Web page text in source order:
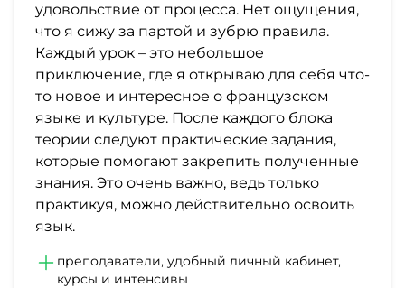
удовольствие от процесса. Нет ощущения,
что я сижу за партой и зубрю правила.
Каждый урок – это небольшое
приключение, где я открываю для себя что-
то новое и интересное о французском
языке и культуре. После каждого блока
теории следуют практические задания,
которые помогают закрепить полученные
знания. Это очень важно, ведь только
практикуя, можно действительно освоить
язык.
преподаватели, удобный личный кабинет,
курсы и интенсивы
Тесты
на
профориентацию